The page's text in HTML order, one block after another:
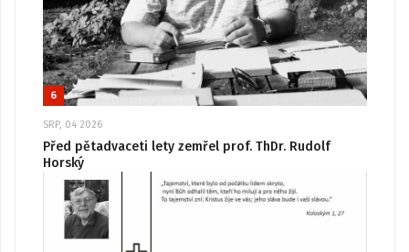
6
SRP, 04 2026
Před pětadvaceti lety zemřel prof. ThDr. Rudolf
Horský